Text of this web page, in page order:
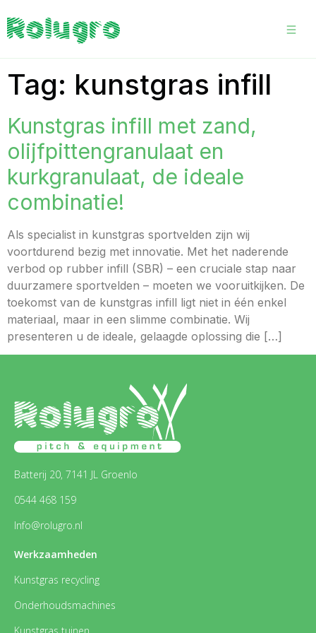
Tag: kunstgras infill
Kunstgras infill met zand,
olijfpittengranulaat en
kurkgranulaat, de ideale
combinatie!
Als specialist in kunstgras sportvelden zijn wij
voortdurend bezig met innovatie. Met het naderende
verbod op rubber infill (SBR) – een cruciale stap naar
duurzamere sportvelden – moeten we vooruitkijken. De
toekomst van de kunstgras infill ligt niet in één enkel
materiaal, maar in een slimme combinatie. Wij
presenteren u de ideale, gelaagde oplossing die […]
Batterij 20, 7141 JL Groenlo
0544 468 159
Info@rolugro.nl
Werkzaamheden
Kunstgras recycling
Onderhoudsmachines
Kunstgras tuinen